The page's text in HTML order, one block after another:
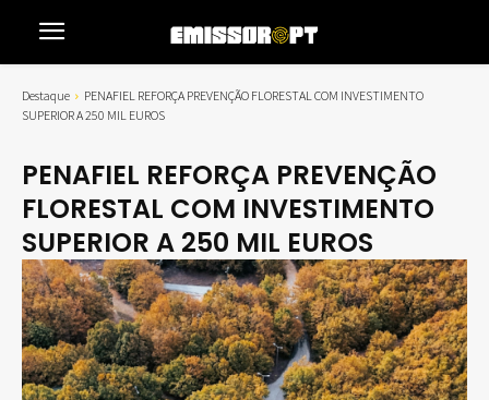
Destaque
PENAFIEL REFORÇA PREVENÇÃO FLORESTAL COM INVESTIMENTO
SUPERIOR A 250 MIL EUROS
PENAFIEL REFORÇA PREVENÇÃO
FLORESTAL COM INVESTIMENTO
SUPERIOR A 250 MIL EUROS